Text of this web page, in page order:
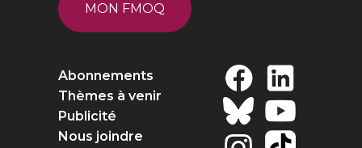
MON FMOQ
Abonnements
Thèmes à venir
Publicité
Nous joindre